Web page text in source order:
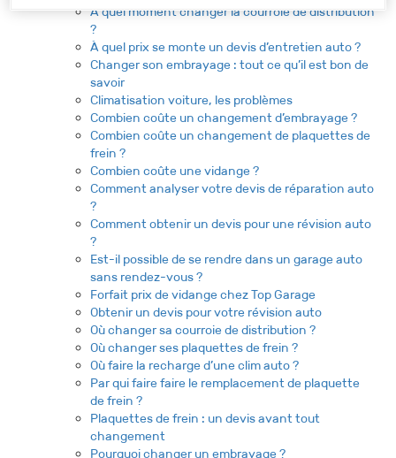
A quel moment changer la courroie de distribution
?
À quel prix se monte un devis d’entretien auto ?
Changer son embrayage : tout ce qu’il est bon de
savoir
Climatisation voiture, les problèmes
Combien coûte un changement d’embrayage ?
Combien coûte un changement de plaquettes de
frein ?
Combien coûte une vidange ?
Comment analyser votre devis de réparation auto
?
Comment obtenir un devis pour une révision auto
?
Est-il possible de se rendre dans un garage auto
sans rendez-vous ?
Forfait prix de vidange chez Top Garage
Obtenir un devis pour votre révision auto
Où changer sa courroie de distribution ?
Où changer ses plaquettes de frein ?
Où faire la recharge d’une clim auto ?
Par qui faire faire le remplacement de plaquette
de frein ?
Plaquettes de frein : un devis avant tout
changement
Pourquoi changer un embrayage ?